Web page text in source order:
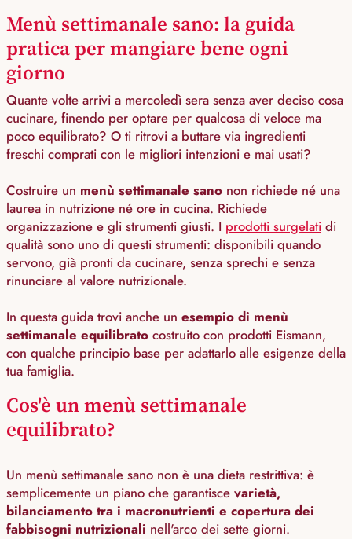
Menù settimanale sano: la guida
pratica per mangiare bene ogni
giorno
Quante volte arrivi a mercoledì sera senza aver deciso cosa
cucinare, finendo per optare per qualcosa di veloce ma
poco equilibrato? O ti ritrovi a buttare via ingredienti
freschi comprati con le migliori intenzioni e mai usati?
Costruire un menù settimanale sano non richiede né una
laurea in nutrizione né ore in cucina. Richiede
organizzazione e gli strumenti giusti. I prodotti surgelati di
qualità sono uno di questi strumenti: disponibili quando
servono, già pronti da cucinare, senza sprechi e senza
rinunciare al valore nutrizionale.
In questa guida trovi anche un esempio di menù
settimanale equilibrato costruito con prodotti Eismann,
con qualche principio base per adattarlo alle esigenze della
tua famiglia.
Cos'è un menù settimanale
equilibrato?
Un menù settimanale sano non è una dieta restrittiva: è
semplicemente un piano che garantisce varietà,
bilanciamento tra i macronutrienti e copertura dei
fabbisogni nutrizionali nell'arco dei sette giorni.